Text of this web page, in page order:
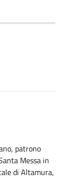
patrono
Messa in
di Altamura,